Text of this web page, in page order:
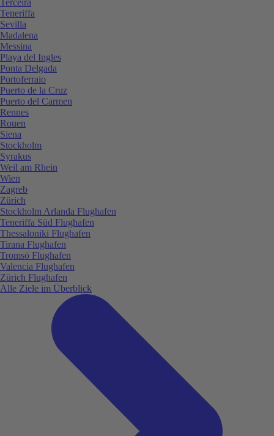
Teneriffa
Sevilla
Madalena
Messina
Playa del Ingles
Ponta Delgada
Portoferraio
Puerto de la Cruz
Puerto del Carmen
Rennes
Rouen
Siena
Stockholm
Syrakus
Weil am Rhein
Wien
Zagreb
Zürich
Stockholm Arlanda Flughafen
Teneriffa Süd Flughafen
Thessaloniki Flughafen
Tirana Flughafen
Tromsö Flughafen
Valencia Flughafen
Zürich Flughafen
Alle Ziele im Überblick